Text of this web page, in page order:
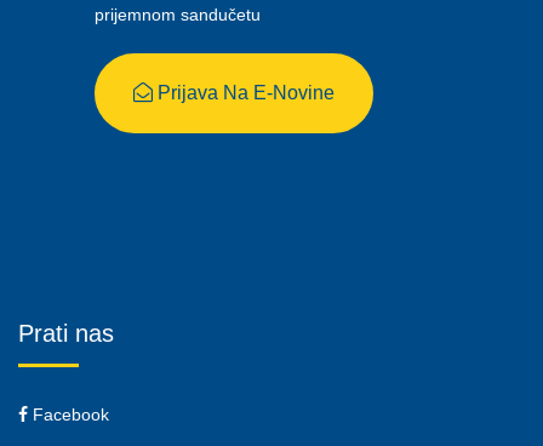
prijemnom sandučetu
Prijava Na E-Novine
Prati nas
Facebook